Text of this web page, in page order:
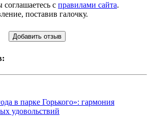
с правилами сайта.
поставив галочку.
Добавить отзыв
в парке Горького»: гармония
удовольствий